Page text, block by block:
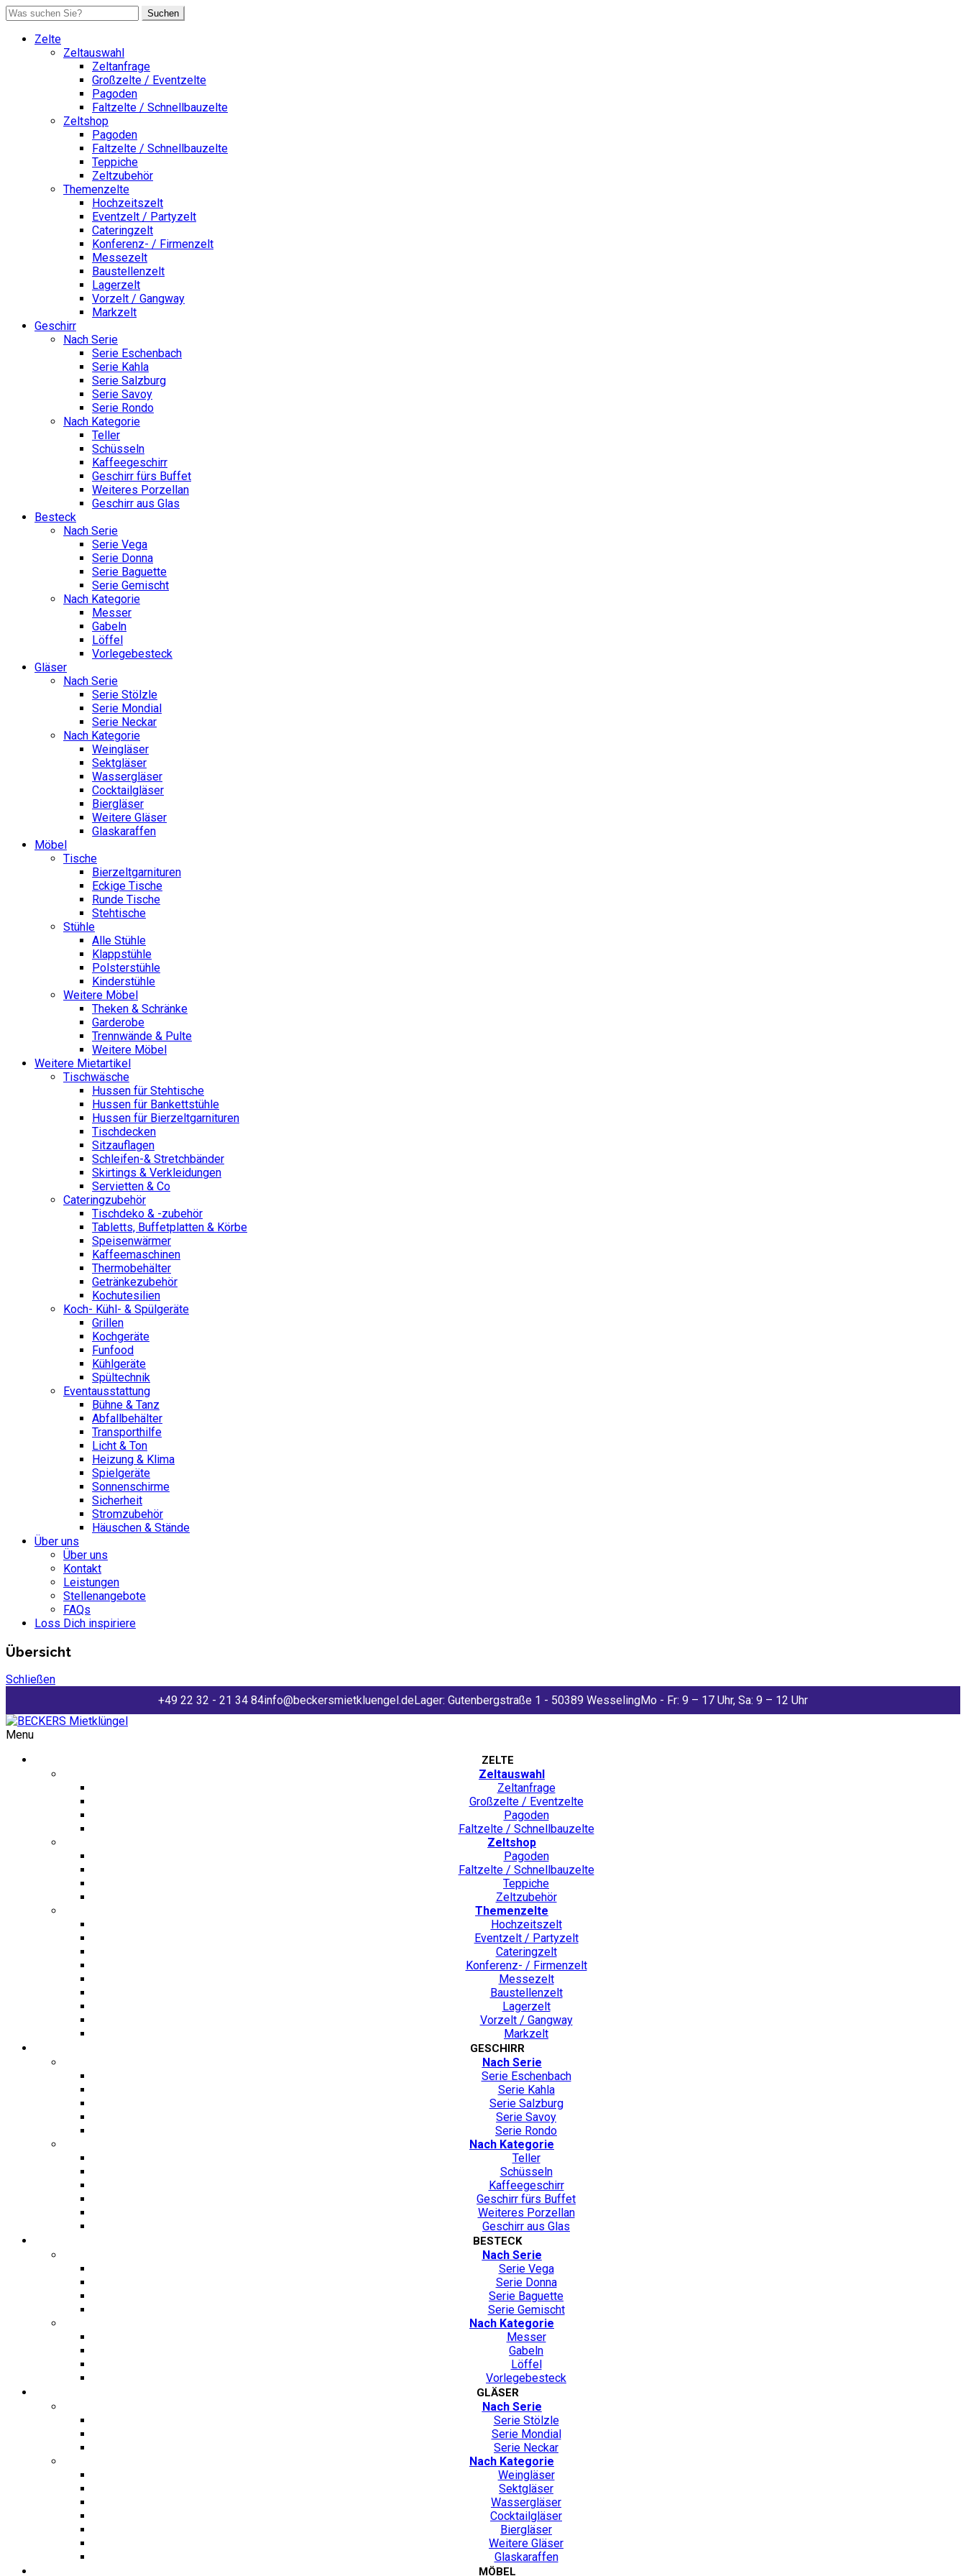
Suchen
Zelte
Zeltauswahl
Zeltanfrage
Großzelte / Eventzelte
Pagoden
Faltzelte / Schnellbauzelte
Zeltshop
Pagoden
Faltzelte / Schnellbauzelte
Teppiche
Zeltzubehör
Themenzelte
Hochzeitszelt
Eventzelt / Partyzelt
Cateringzelt
Konferenz- / Firmenzelt
Messezelt
Baustellenzelt
Lagerzelt
Vorzelt / Gangway
Markzelt
Geschirr
Nach Serie
Serie Eschenbach
Serie Kahla
Serie Salzburg
Serie Savoy
Serie Rondo
Nach Kategorie
Teller
Schüsseln
Kaffeegeschirr
Geschirr fürs Buffet
Weiteres Porzellan
Geschirr aus Glas
Besteck
Nach Serie
Serie Vega
Serie Donna
Serie Baguette
Serie Gemischt
Nach Kategorie
Messer
Gabeln
Löffel
Vorlegebesteck
Gläser
Nach Serie
Serie Stölzle
Serie Mondial
Serie Neckar
Nach Kategorie
Weingläser
Sektgläser
Wassergläser
Cocktailgläser
Biergläser
Weitere Gläser
Glaskaraffen
Möbel
Tische
Bierzeltgarnituren
Eckige Tische
Runde Tische
Stehtische
Stühle
Alle Stühle
Klappstühle
Polsterstühle
Kinderstühle
Weitere Möbel
Theken & Schränke
Garderobe
Trennwände & Pulte
Weitere Möbel
Weitere Mietartikel
Tischwäsche
Hussen für Stehtische
Hussen für Bankettstühle
Hussen für Bierzeltgarnituren
Tischdecken
Sitzauflagen
Schleifen-& Stretchbänder
Skirtings & Verkleidungen
Servietten & Co
Cateringzubehör
Tischdeko & -zubehör
Tabletts, Buffetplatten & Körbe
Speisenwärmer
Kaffeemaschinen
Thermobehälter
Getränkezubehör
Kochutesilien
Koch- Kühl- & Spülgeräte
Grillen
Kochgeräte
Funfood
Kühlgeräte
Spültechnik
Eventausstattung
Bühne & Tanz
Abfallbehälter
Transporthilfe
Licht & Ton
Heizung & Klima
Spielgeräte
Sonnenschirme
Sicherheit
Stromzubehör
Häuschen & Stände
Über uns
Über uns
Kontakt
Leistungen
Stellenangebote
FAQs
Loss Dich inspiriere
Übersicht
Schließen
+49 22 32 - 21 34 84info@beckersmietkluengel.deLager: Gutenbergstraße 1 - 50389 WesselingMo - Fr: 9 – 17 Uhr, Sa: 9 – 12 Uhr
Menu
ZELTE
Zeltauswahl
Zeltanfrage
Großzelte / Eventzelte
Pagoden
Faltzelte / Schnellbauzelte
Zeltshop
Pagoden
Faltzelte / Schnellbauzelte
Teppiche
Zeltzubehör
Themenzelte
Hochzeitszelt
Eventzelt / Partyzelt
Cateringzelt
Konferenz- / Firmenzelt
Messezelt
Baustellenzelt
Lagerzelt
Vorzelt / Gangway
Markzelt
GESCHIRR
Nach Serie
Serie Eschenbach
Serie Kahla
Serie Salzburg
Serie Savoy
Serie Rondo
Nach Kategorie
Teller
Schüsseln
Kaffeegeschirr
Geschirr fürs Buffet
Weiteres Porzellan
Geschirr aus Glas
BESTECK
Nach Serie
Serie Vega
Serie Donna
Serie Baguette
Serie Gemischt
Nach Kategorie
Messer
Gabeln
Löffel
Vorlegebesteck
GLÄSER
Nach Serie
Serie Stölzle
Serie Mondial
Serie Neckar
Nach Kategorie
Weingläser
Sektgläser
Wassergläser
Cocktailgläser
Biergläser
Weitere Gläser
Glaskaraffen
MÖBEL